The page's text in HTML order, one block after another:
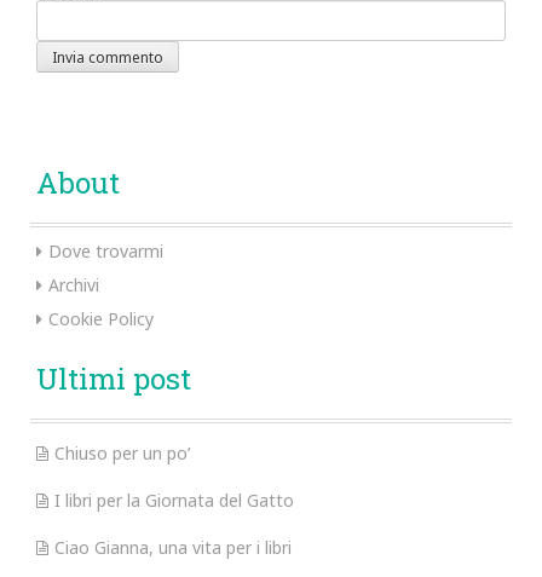
About
Dove trovarmi
Archivi
Cookie Policy
Ultimi post
Chiuso per un po’
I libri per la Giornata del Gatto
Ciao Gianna, una vita per i libri